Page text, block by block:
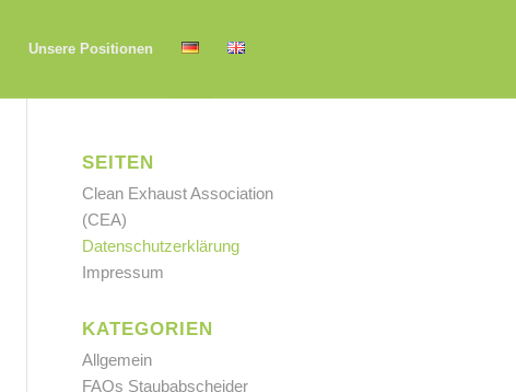
Unsere Positionen
SEITEN
Clean Exhaust Association
(CEA)
Datenschutzerklärung
Impressum
KATEGORIEN
Allgemein
FAQs Staubabscheider